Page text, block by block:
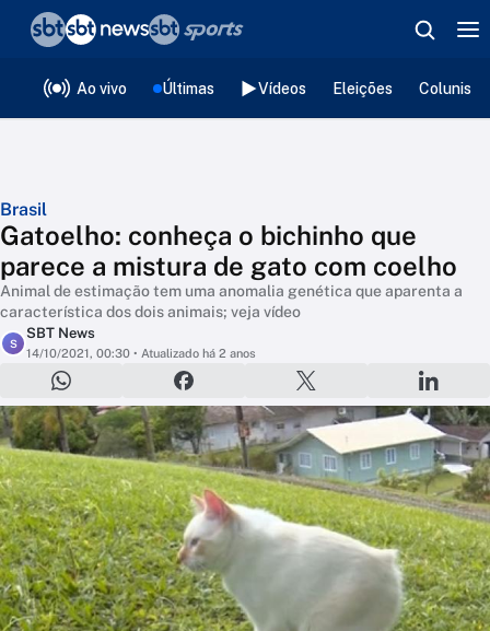
Ao vivo Últimas Vídeos Eleições
Brasil
Gatoelho: conheça o bichinho que
parece a mistura de gato com coelho
Animal de estimação tem uma anomalia genética que aparenta a
característica dos dois animais; veja vídeo
S
SBT News
14/10/2021, 00:30 • Atualizado há 2 anos
❮voltar
Editorias